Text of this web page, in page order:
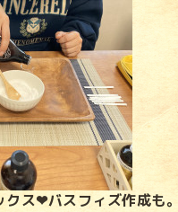
クス❤バスフィズ作成も